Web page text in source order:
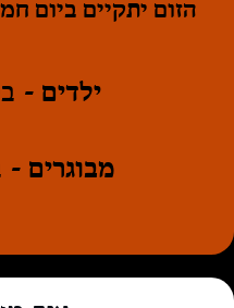
הזום יתקיים ביום חמישי,
⁠ילדים –
⁠מבוגרים –